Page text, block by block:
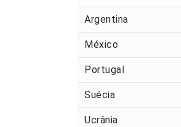
Argentina
México
Portugal
Suécia
Ucrânia